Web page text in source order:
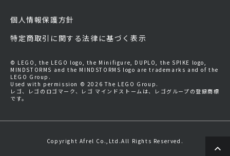
個人情報保護方針
特定商取引に関する法律に基づく表示
© LEGO, the LEGO logo, the Minifigure, DUPLO, the SPIKE logo,
MINDSTORMS and the MINDSTORMS logo are trademarks and of the
LEGO Group.
Used with permission © 2026 The LEGO Group.
レゴ、レゴのロゴマーク、レゴ マインドストームは、レゴグループの登録商標
です。
Copyright Afrel Co.,Ltd.All Rights Reserved.